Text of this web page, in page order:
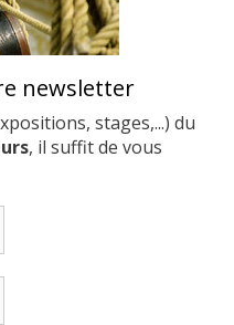
newsletter
stages,...) du
, il suffit de vous